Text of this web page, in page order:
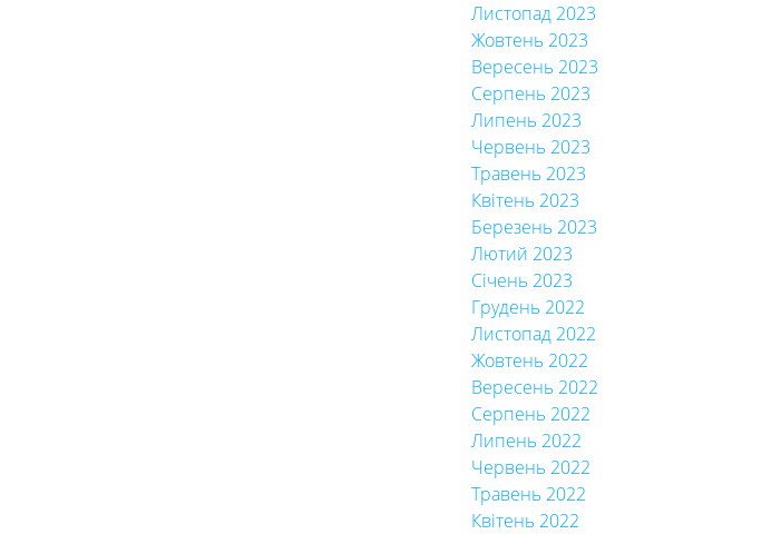
Листопад 2023
Жовтень 2023
Вересень 2023
Серпень 2023
Липень 2023
Червень 2023
Травень 2023
Квітень 2023
Березень 2023
Лютий 2023
Січень 2023
Грудень 2022
Листопад 2022
Жовтень 2022
Вересень 2022
Серпень 2022
Липень 2022
Червень 2022
Травень 2022
Квітень 2022